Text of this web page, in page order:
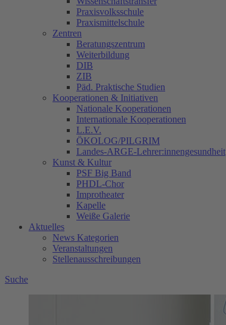
Praxisvolksschule
Praxismittelschule
Zentren
Beratungszentrum
Weiterbildung
DIB
ZIB
Päd. Praktische Studien
Kooperationen & Initiativen
Nationale Kooperationen
Internationale Kooperationen
L.E.V.
ÖKOLOG/PILGRIM
Landes-ARGE-Lehrer:innengesundheit
Kunst & Kultur
PSF Big Band
PHDL-Chor
Improtheater
Kapelle
Weiße Galerie
Aktuelles
News Kategorien
Veranstaltungen
Stellenausschreibungen
Suche